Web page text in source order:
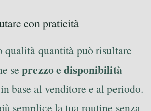
con praticità
quantità può risultare
se prezzo e disponibilità
in base al venditore e al periodo.
semplice la tua routine senza